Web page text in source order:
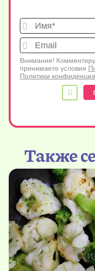
Внимание!
принимаете условия
Политики
Также